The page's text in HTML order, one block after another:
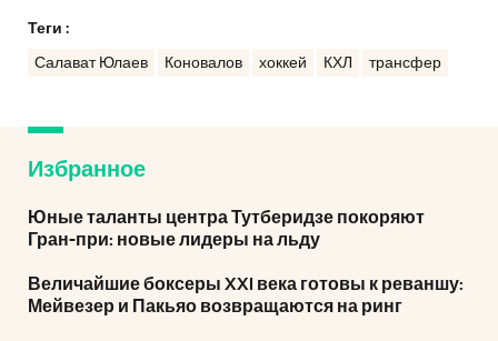
Теги :
Салават Юлаев Коновалов хоккей КХЛ трансфер
Избранное
Юные таланты центра Тутберидзе покоряют
Гран-при: новые лидеры на льду
Величайшие боксеры XXI века готовы к реваншу:
Мейвезер и Пакьяо возвращаются на ринг